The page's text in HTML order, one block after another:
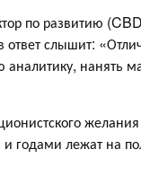
по развитию
ответ слышит:
аналитику, нанять
годами лежат на